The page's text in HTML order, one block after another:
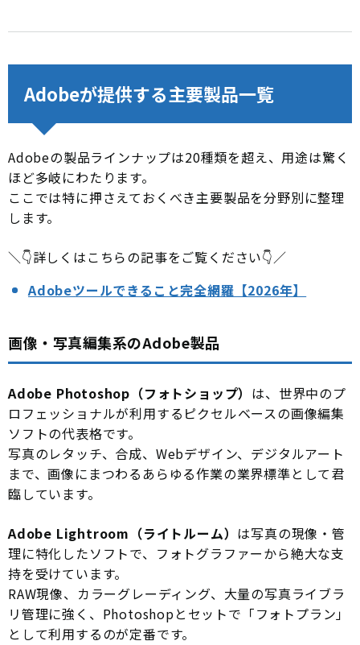
Adobeが提供する主要製品一覧
Adobeの製品ラインナップは20種類を超え、用途は驚く
ほど多岐にわたります。
ここでは特に押さえておくべき主要製品を分野別に整理
します。
＼👇詳しくはこちらの記事をご覧ください👇／
Adobeツールできること完全網羅【2026年】
画像・写真編集系のAdobe製品
Adobe Photoshop（フォトショップ） は、世界中のプ
ロフェッショナルが利用するピクセルベースの画像編集
ソフトの代表格です。
写真のレタッチ、合成、Webデザイン、デジタルアート
まで、画像にまつわるあらゆる作業の業界標準として君
臨しています。
Adobe Lightroom（ライトルーム） は写真の現像・管
理に特化したソフトで、フォトグラファーから絶大な支
持を受けています。
RAW現像、カラーグレーディング、大量の写真ライブラ
リ管理に強く、Photoshopとセットで「フォトプラン」
として利用するのが定番です。